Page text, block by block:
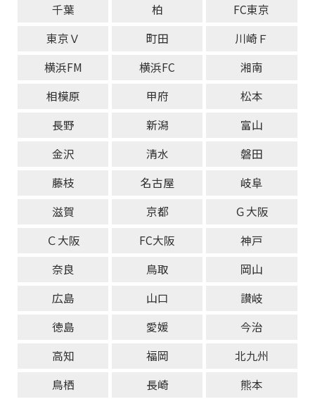
千葉
柏
FC東京
東京Ｖ
町田
川崎Ｆ
横浜FM
横浜FC
湘南
相模原
甲府
松本
長野
新潟
富山
金沢
清水
磐田
藤枝
名古屋
岐阜
滋賀
京都
Ｇ大阪
Ｃ大阪
FC大阪
神戸
奈良
鳥取
岡山
広島
山口
讃岐
徳島
愛媛
今治
高知
福岡
北九州
鳥栖
長崎
熊本